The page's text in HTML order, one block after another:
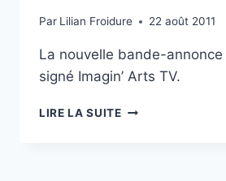
Par Lilian Froidure 22 août 2011
La nouvelle bande-
signé Imagin’ Arts TV.
LIRE LA SUITEIATV